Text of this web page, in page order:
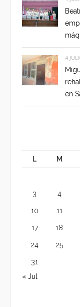
4
en
L M
3 4
10 11
17 18
24 25
31
« Jul